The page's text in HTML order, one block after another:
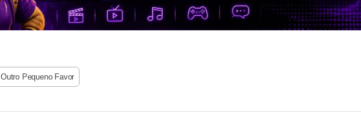
Outro Pequeno Favor